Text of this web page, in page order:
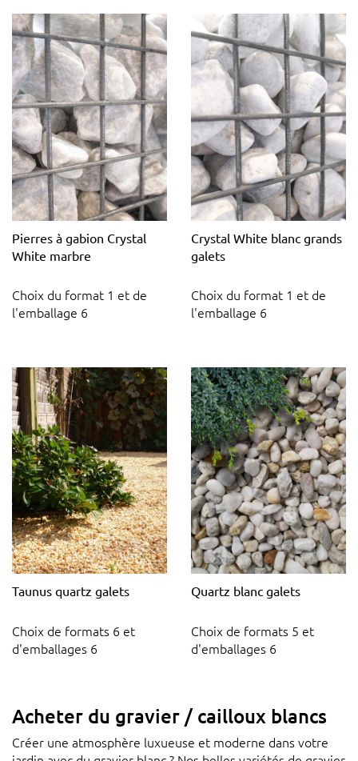
Pierres à gabion Crystal
White marbre
Choix du format 1 et de
l'emballage 6
Crystal White blanc grands
galets
Choix du format 1 et de
l'emballage 6
Taunus quartz galets
Choix de formats 6 et
d'emballages 6
Quartz blanc galets
Choix de formats 5 et
d'emballages 6
Acheter du gravier / cailloux blancs
Créer une atmosphère luxueuse et moderne dans votre